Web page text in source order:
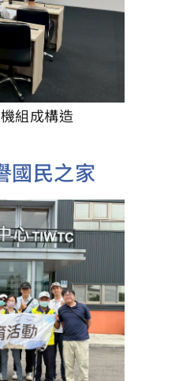
組成構造
國民之家